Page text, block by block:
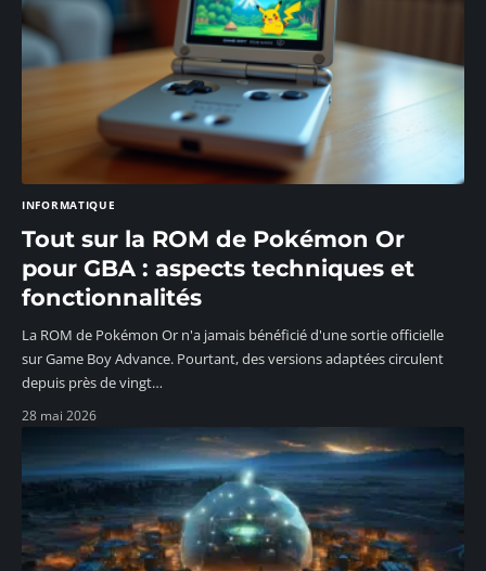
INFORMATIQUE
Tout sur la ROM de Pokémon Or
pour GBA : aspects techniques et
fonctionnalités
La ROM de Pokémon Or n'a jamais bénéficié d'une sortie officielle
sur Game Boy Advance. Pourtant, des versions adaptées circulent
depuis près de vingt…
28 mai 2026